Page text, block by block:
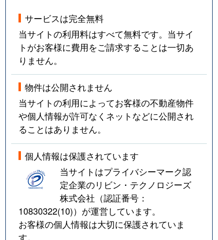
サービスは完全無料
当サイトの利用料はすべて無料です。当サイ
トがお客様に費用をご請求することは一切あ
りません。
物件は公開されません
当サイトの利用によってお客様の不動産物件
や個人情報が許可なくネットなどに公開され
ることはありません。
個人情報は保護されています
当サイトはプライバシーマーク認
定企業のリビン・テクノロジーズ
株式会社（認証番号：
10830322(10)）が運営しています。
お客様の個人情報は大切に保護されていま
す。